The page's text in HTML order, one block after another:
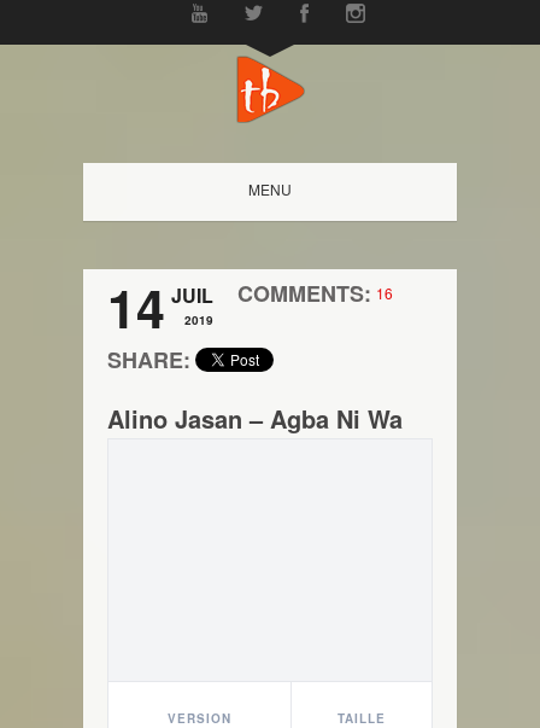
MENU
14 JUIL
2019
COMMENTS: 16
SHARE:
Alino Jasan – Agba Ni Wa
VERSION TAILLE